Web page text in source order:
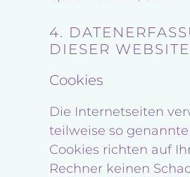
4.
DIESER WEBSITE
Cookies
Die Internetseiten
teilweise so genannte
Cookies richten auf
Rechner keinen